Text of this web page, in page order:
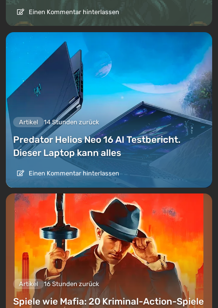
Einen Kommentar hinterlassen
Artikel 14 Stunden zurück
Predator Helios Neo 16 AI Testbericht.
Dieser Laptop kann alles
Einen Kommentar hinterlassen
Artikel 16 Stunden zurück
Spiele wie Mafia: 20 Kriminal-Action-Spiele